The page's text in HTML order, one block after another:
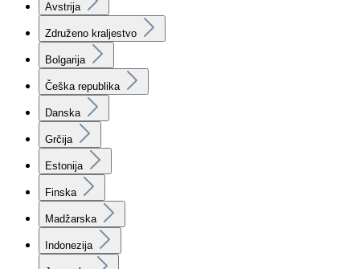
Avstrija
Združeno kraljestvo
Bolgarija
Češka republika
Danska
Grčija
Estonija
Finska
Madžarska
Indonezija